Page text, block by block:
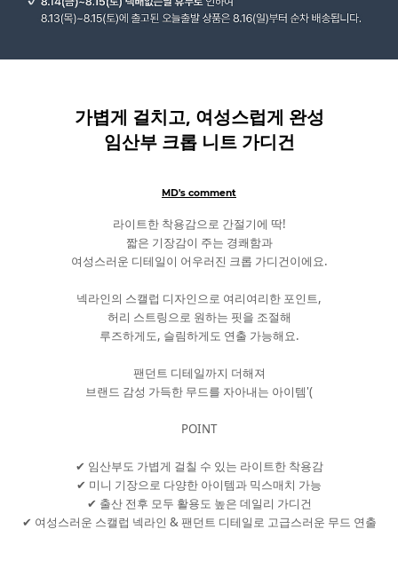
가볍게 걸치고, 여성스럽게 완성
임산부 크롭 니트 가디건
MD's comment
라이트한 착용감으로 간절기에 딱!
짧은 기장감이 주는 경쾌함과
여성스러운 디테일이 어우러진 크롭 가디건이에요.
넥라인의 스캘럽 디자인으로 여리여리한 포인트,
허리 스트링으로 원하는 핏을 조절해
루즈하게도, 슬림하게도 연출 가능해요.
팬던트 디테일까지 더해져
브랜드 감성 가득한 무드를 자아내는 아이템'(
POINT
✔ 임산부도 가볍게 걸칠 수 있는 라이트한 착용감
✔ 미니 기장으로 다양한 아이템과 믹스매치 가능
✔ 출산 전후 모두 활용도 높은 데일리 가디건
✔ 여성스러운 스캘럽 넥라인 & 팬던트 디테일로 고급스러운 무드 연출